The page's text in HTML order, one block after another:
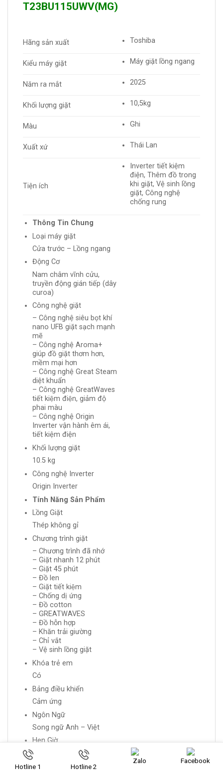
T23BU115UWV(MG)
Hãng sản xuất Toshiba
Kiểu máy giặt Máy giặt lồng ngang
Năm ra mắt 2025
Khối lượng giặt 10,5kg
Màu Ghi
Xuất xứ Thái Lan
Tiện ích
Inverter tiết kiệm
điện, Thêm đồ trong
khi giặt, Vệ sinh lồng
giặt, Công nghệ
chống rung
Thông Tin Chung
Loại máy giặt
Cửa trước – Lồng ngang
Động Cơ
Nam châm vĩnh cửu,
truyền động gián tiếp (dây
curoa)
Công nghệ giặt
– Công nghệ siêu bọt khí
nano UFB giặt sạch mạnh
mẽ
– Công nghệ Aroma+
giúp đồ giặt thơm hơn,
mềm mại hơn
– Công nghệ Great Steam
diệt khuẩn
– Công nghệ GreatWaves
tiết kiệm điện, giảm độ
phai màu
– Công nghệ Origin
Inverter vận hành êm ái,
tiết kiệm điện
Khối lượng giặt
10.5 kg
Công nghệ Inverter
Origin Inverter
Tính Năng Sản Phẩm
Lồng Giặt
Thép không gỉ
Chương trình giặt
– Chương trình đã nhớ
– Giặt nhanh 12 phút
– Giặt 45 phút
– Đồ len
– Giặt tiết kiệm
– Chống dị ứng
– Đồ cotton
– GREATWAVES
– Đồ hỗn hợp
– Khăn trải giường
– Chỉ vắt
– Vệ sinh lồng giặt
Khóa trẻ em
Có
Bảng điều khiển
Cảm ứng
Ngôn Ngữ
Song ngữ Anh – Việt
Hẹn Giờ
Có
Nắp máy
Hotline 1 Hotline 2
Zalo Facebook